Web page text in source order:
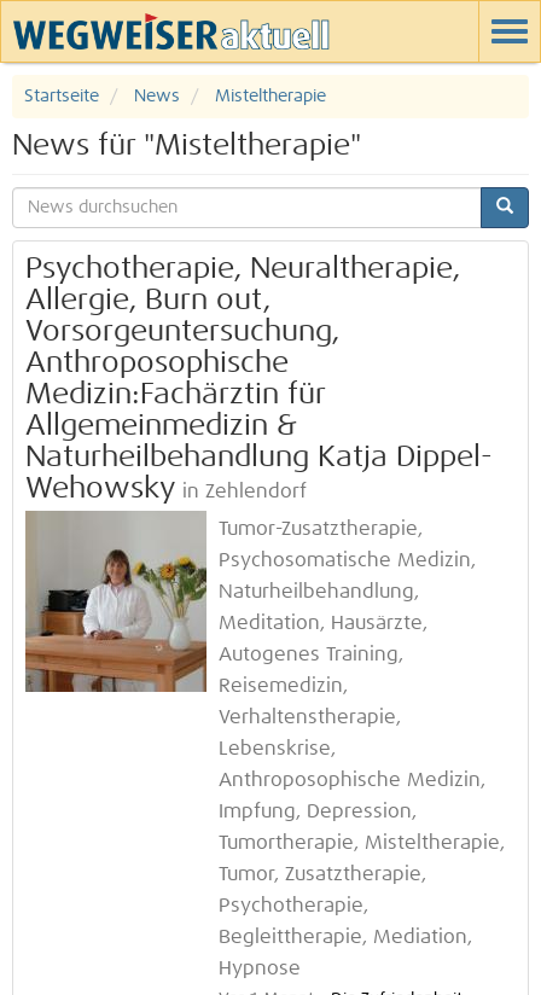
Startseite News Misteltherapie
News für "Misteltherapie"
Psychotherapie, Neuraltherapie,
Allergie, Burn out,
Vorsorgeuntersuchung,
Anthroposophische
Medizin:Fachärztin für
Allgemeinmedizin &
Naturheilbehandlung Katja Dippel-
Wehowsky in Zehlendorf
Tumor-Zusatztherapie,
Psychosomatische Medizin,
Naturheilbehandlung,
Meditation, Hausärzte,
Autogenes Training,
Reisemedizin,
Verhaltenstherapie,
Lebenskrise,
Anthroposophische Medizin,
Impfung, Depression,
Tumortherapie, Misteltherapie,
Tumor, Zusatztherapie,
Psychotherapie,
Begleittherapie, Mediation,
Hypnose